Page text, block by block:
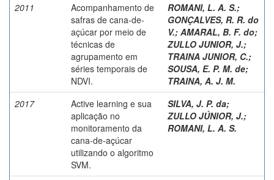
2011
Acompanhamento de
safras de cana-de-
açúcar por meio de
técnicas de
agrupamento em
séries temporais de
NDVI.
ROMANI, L. A. S.;
GONÇALVES, R. R. do
V.; AMARAL, B. F. do;
ZULLO JUNIOR, J.;
TRAINA JUNIOR, C.;
SOUSA, E. P. M. de;
TRAINA, A. J. M.
2017
Active learning e sua
aplicação no
monitoramento da
cana-de-açúcar
utilizando o algoritmo
SVM.
SILVA, J. P. da;
ZULLO JÚNIOR, J.;
ROMANI, L. A. S.